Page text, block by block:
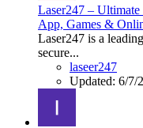
Laser247 –
App, Games &
Laser247 is a
secure...
laseer247
Updated: 6/7/